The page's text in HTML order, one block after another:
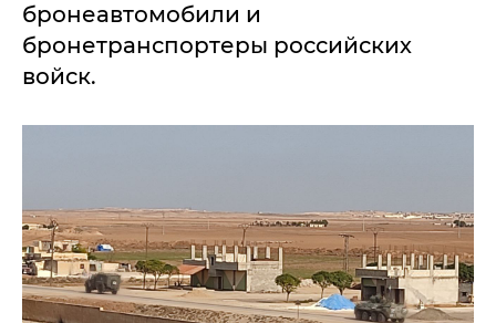
бронеавтомобили и
бронетранспортеры российских
войск.